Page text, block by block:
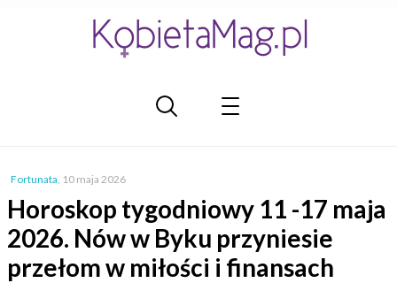
Fortunata, 10 maja 2026
Horoskop tygodniowy 11 -17 maja
2026. Nów w Byku przyniesie
przełom w miłości i finansach